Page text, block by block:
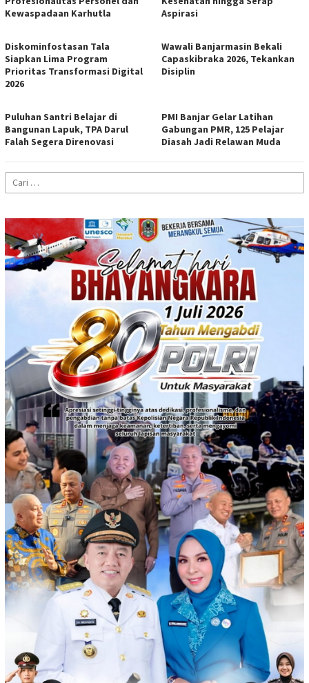
Kewaspadaan Karhutla
Aspirasi
Diskominfostasan Tala
Siapkan Lima Program
Prioritas Transformasi Digital
2026
Wawali Banjarmasin Bekali
Capaskibraka 2026, Tekankan
Disiplin
Puluhan Santri Belajar di
Bangunan Lapuk, TPA Darul
Falah Segera Direnovasi
PMI Banjar Gelar Latihan
Gabungan PMR, 125 Pelajar
Diasah Jadi Relawan Muda
Cari
untuk: